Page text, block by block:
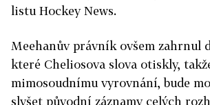
listu Hockey News.
Meehanův právník ovšem zahrnul
které Cheliosova slova otiskly,
mimosoudnímu vyrovnání, bude
slyšet původní záznamy celých